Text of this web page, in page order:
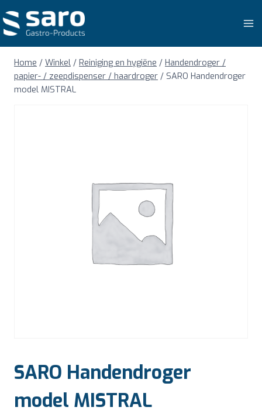
naar
inhoud
Home / Winkel / Reiniging en hygiëne / Handendroger /
papier- / zeepdispenser / haardroger / SARO Handendroger
model MISTRAL
SARO Handendroger
model MISTRAL